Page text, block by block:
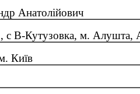
Анатолійович
с В-Кутузовка, м.
Київ